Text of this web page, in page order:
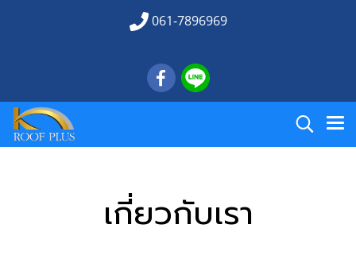
061-7896969
เกี่ยวกับเรา